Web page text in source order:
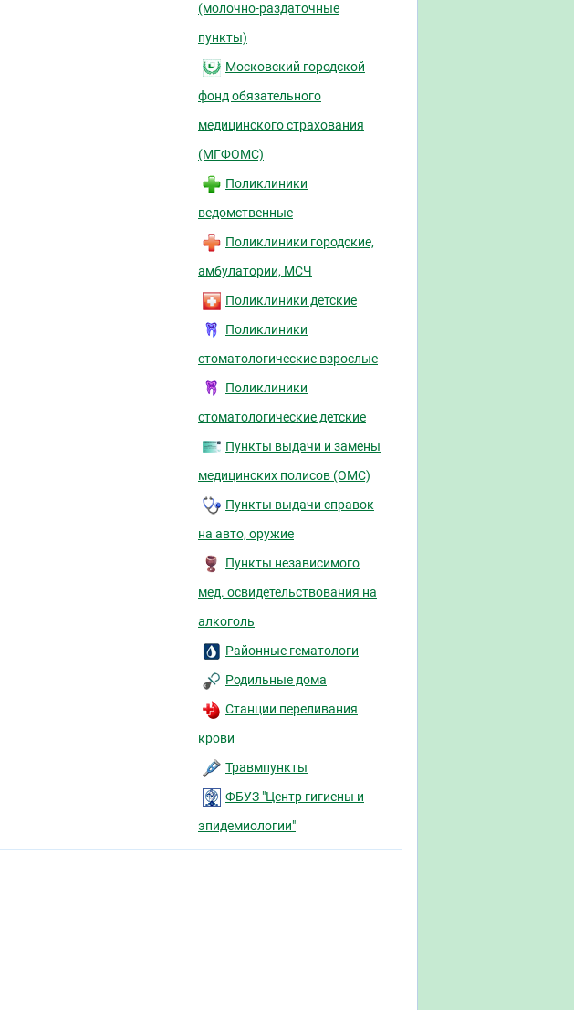
(молочно-раздаточные
пункты)
Московский городской
фонд обязательного
медицинского страхования
(МГФОМС)
Поликлиники
ведомственные
Поликлиники городские,
амбулатории, МСЧ
Поликлиники детские
Поликлиники
стоматологические взрослые
Поликлиники
стоматологические детские
Пункты выдачи и замены
медицинских полисов (ОМС)
Пункты выдачи справок
на авто, оружие
Пункты независимого
мед. освидетельствования на
алкоголь
Районные гематологи
Родильные дома
Станции переливания
крови
Травмпункты
ФБУЗ "Центр гигиены и
эпидемиологии"